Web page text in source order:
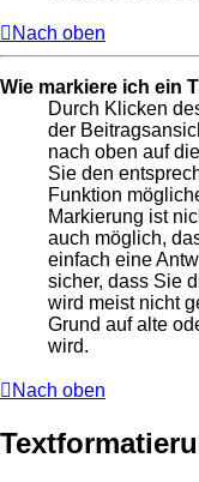
Nach oben
Wie markiere ich ein
Durch Klicken
der
nach oben auf
Sie den
Funktion
Markierung ist
auch möglich,
einfach eine
sicher, dass Sie
wird meist nicht
Grund auf alte
wird.
Nach oben